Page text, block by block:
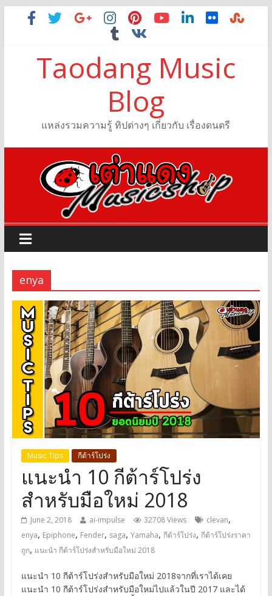
Taodang Music
Blog
แหล่งรวมความรู้ ทิปต่างๆ เกี่ยวกับ เรื่องดนตรี
enya
Music Tips กีต้าร์โปร่ง
แนะนำ 10 กีต้าร์โปร่ง
สำหรับมือใหม่ 2018
June 2, 2018 ai-impulse 32708 Views clevan,
enya, Epiphone, Fender, saga, Yamaha, กีต้าร์โปร่ง, กีต้าร์โปร่งราคา
ถูก, แนะนำ กีต้าร์โปร่งสำหรับมือใหม่ 2018
แนะนำ 10 กีต้าร์โปร่งสำหรับมือใหม่ 2018จากที่เราได้เคย
แนะนำ 10 กีต้าร์โปร่งสำหรับมือใหม่ไปแล้วในปี 2017 และได้